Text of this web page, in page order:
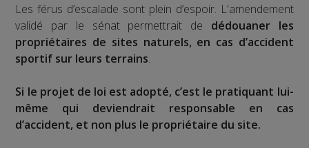
Les férus d’escalade sont plein d’espoir. L'amendement
validé par le sénat permettrait de dédouaner les
propriétaires de sites naturels, en cas d’accident
sportif sur leurs terrains.
Si le projet de loi est adopté, c’est le pratiquant lui-
même qui deviendrait responsable en cas
d’accident, et non plus le propriétaire du site.